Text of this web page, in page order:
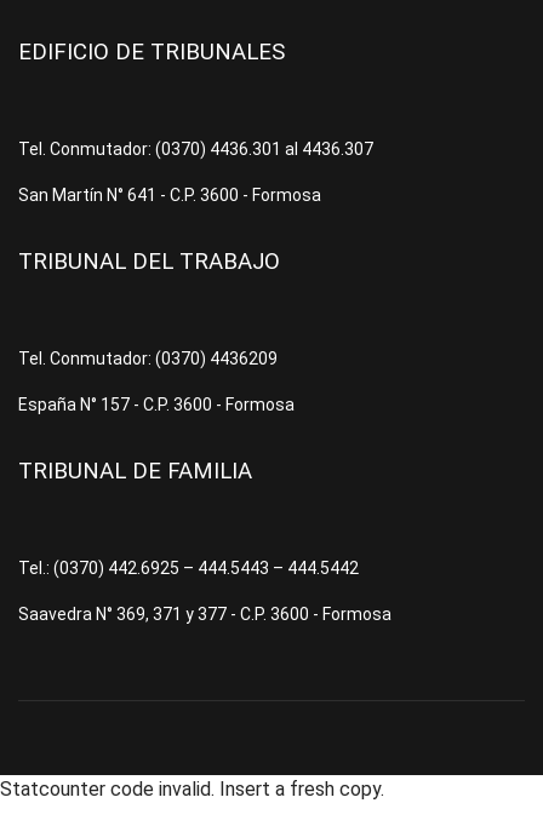
EDIFICIO DE TRIBUNALES
Tel. Conmutador: (0370) 4436.301 al 4436.307
San Martín N° 641 - C.P. 3600 - Formosa
TRIBUNAL DEL TRABAJO
Tel. Conmutador: (0370) 4436209
España N° 157 - C.P. 3600 - Formosa
TRIBUNAL DE FAMILIA
Tel.: (0370) 442.6925 – 444.5443 – 444.5442
Saavedra N° 369, 371 y 377 - C.P. 3600 - Formosa
Statcounter code invalid. Insert a fresh copy.